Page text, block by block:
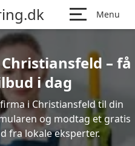
Menu
– få
i dag
i Christiansfeld til din
og modtag et gratis
fra lokale eksperter.